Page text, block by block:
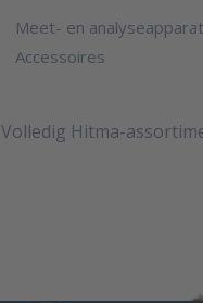
Meet- en
Accessoires
Volledig Hitma-